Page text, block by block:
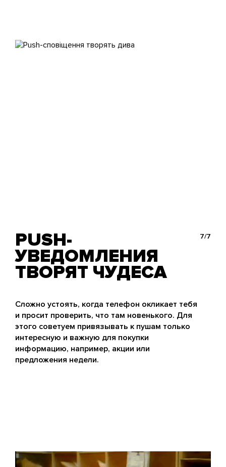
PUSH-
УВЕДОМЛЕНИЯ
ТВОРЯТ ЧУДЕСА
7/7
Сложно устоять, когда телефон окликает тебя
и просит проверить, что там новенького. Для
этого советуем привязывать к пушам только
интересную и важную для покупки
информацию, например, акции или
предложения недели.